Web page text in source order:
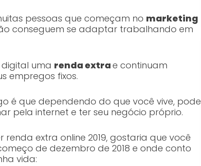
pessoas que começam no marketing
conseguem se adaptar trabalhando em
uma renda extrae continuam
empregos fixos.
é que dependendo do que você vive, pode
pela internet e ter seu negócio próprio.
extra online 2019, gostaria que você
de dezembro de 2018 e onde conto
vida: